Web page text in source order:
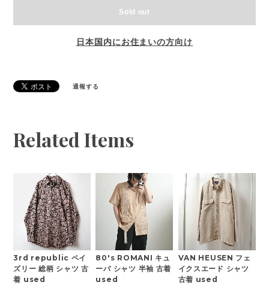
Sold out
日本国内にお住まいの方向け
通報する
Related Items
3rd republic ペイ
ズリー 総柄 シャツ 古
着 used
80's ROMANI キュ
ーバ シャツ 半袖 古着
used
VAN HEUSEN フェ
イクスエード シャツ
古着 used